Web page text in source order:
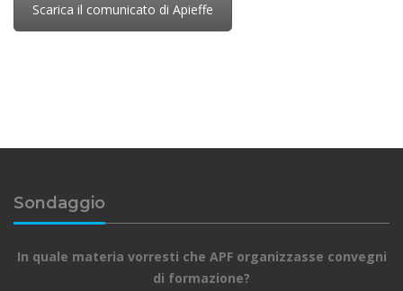
Scarica il comunicato di Apieffe
Sondaggio
In quale materia vorresti che APF organizzasse convegni
di formazione?